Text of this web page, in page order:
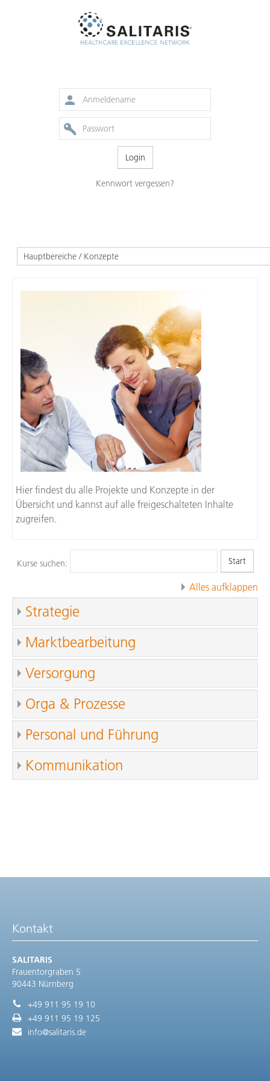
Kennwort vergessen?
Hier findest du alle Projekte und Konzepte in der
Übersicht und kannst auf alle freigeschalteten Inhalte
zugreifen.
Kurse suchen:
Alles aufklappen
Strategie
Marktbearbeitung
Versorgung
Orga & Prozesse
Personal und Führung
Kommunikation
Kontakt
SALITARIS
Frauentorgraben 5
90443 Nürnberg
+49 911 95 19 10
+49 911 95 19 125
info@salitaris.de